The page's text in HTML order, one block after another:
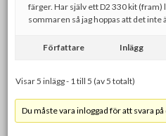
färger. Har själv ett D2 330 kit (fram)
sommaren så jag hoppas att det inte
Författare Inlägg
Visar 5 inlägg - 1 till 5 (av 5 totalt)
Du måste vara inloggad för att svara